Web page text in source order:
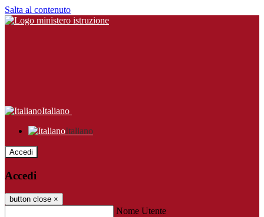
Salta al contenuto
Italiano
Italiano
Accedi
Accedi
button close ×
Nome Utente